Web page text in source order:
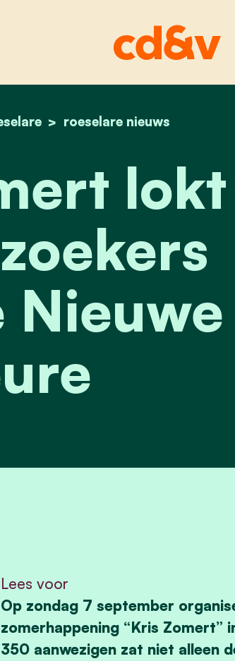
home roeselare nieuws
kris zomert lokt 350 bezoekers
lokt
Nieuwe
Lees voor
Op zondag 7 september
zomerhappening “Kris Zomert”
350 aanwezigen zat niet alleen